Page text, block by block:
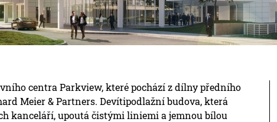
centra Parkview, které pochází z dílny předního
Meier & Partners. Devítipodlažní budova, která
kanceláří, upoutá čistými liniemi a jemnou bílou